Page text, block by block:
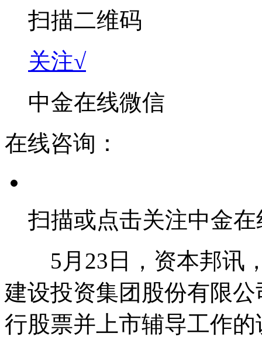
扫描二维码
关注√
中金在线微信
在线咨询：
扫描或点击关注中金
5月23日，资本邦讯，
建设投资集团股份有限
行股票并上市辅导工作